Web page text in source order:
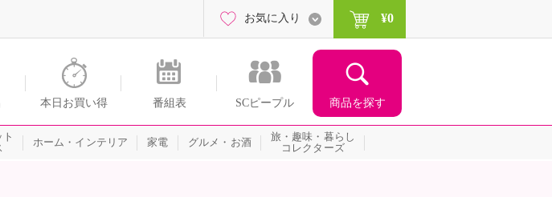
ネル
本日お買い得 番組表 SCピープル 商品を探す
お気に入り ¥0
ホーム・インテリア 家電 グルメ・お酒
旅・趣味・暮らし
コレクターズ